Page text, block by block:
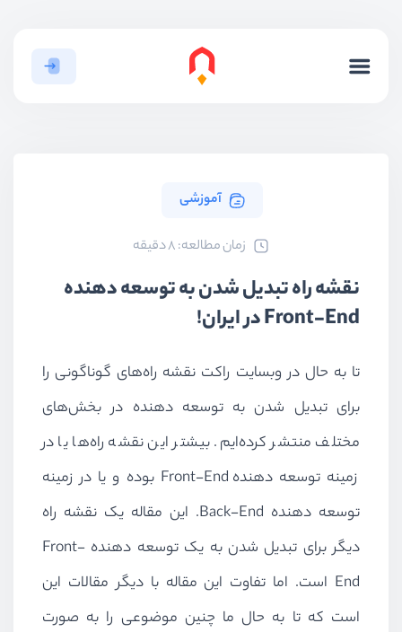
آموزشی
ﺯﻣﺎﻥ ﻣﻄﺎﻟﻌﻪ: 8 دقیقه
نقشه راه تبدیل شدن به توسعه دهنده
Front-End در ایران!
تا به حال در وبسایت راکت نقشه‌ راه‌های گوناگونی را
برای تبدیل شدن به توسعه دهنده در بخش‌های
مختلف منتشر کرده‌ایم. بیشتر این نقشه راه‌ها یا در
زمینه توسعه دهنده Front-End بوده و یا در زمینه
توسعه دهنده Back-End. این مقاله یک نقشه راه
دیگر برای تبدیل شدن به یک توسعه دهنده Front-
End است. اما تفاوت این مقاله با دیگر مقالات این
است که تا به حال ما چنین موضوعی را به صورت